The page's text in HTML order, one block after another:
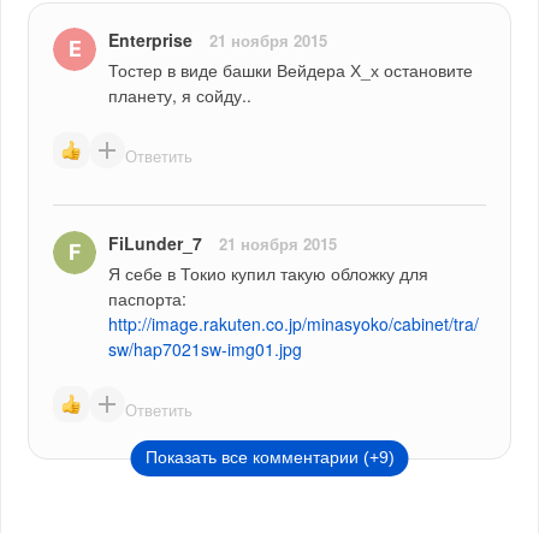
Enterprise 21 ноября 2015
Тостер в виде башки Вейдера Х_х остановите
планету, я сойду..
Ответить
FiLunder_7 21 ноября 2015
Я себе в Токио купил такую обложку для
http://image.rakuten.co.jp/minasyoko/cabinet/tra/
sw/hap7021sw-img01.jpg
Ответить
Показать все комментарии (+9)